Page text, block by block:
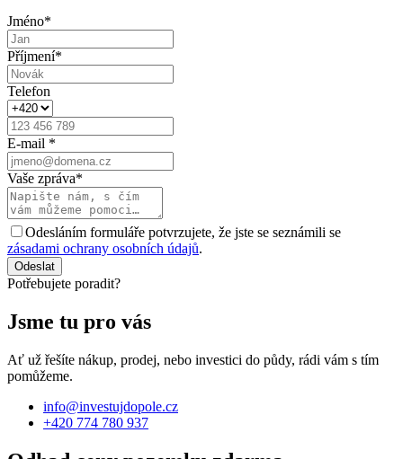
Jméno*
Příjmení*
Telefon
E-mail *
Vaše zpráva*
Odesláním formuláře potvrzujete, že jste se seznámili se
zásadami ochrany osobních údajů.
Odeslat
Potřebujete poradit?
Jsme tu pro vás
Ať už řešíte nákup, prodej, nebo investici do půdy, rádi vám s tím
pomůžeme.
info@investujdopole.cz
+420 774 780 937